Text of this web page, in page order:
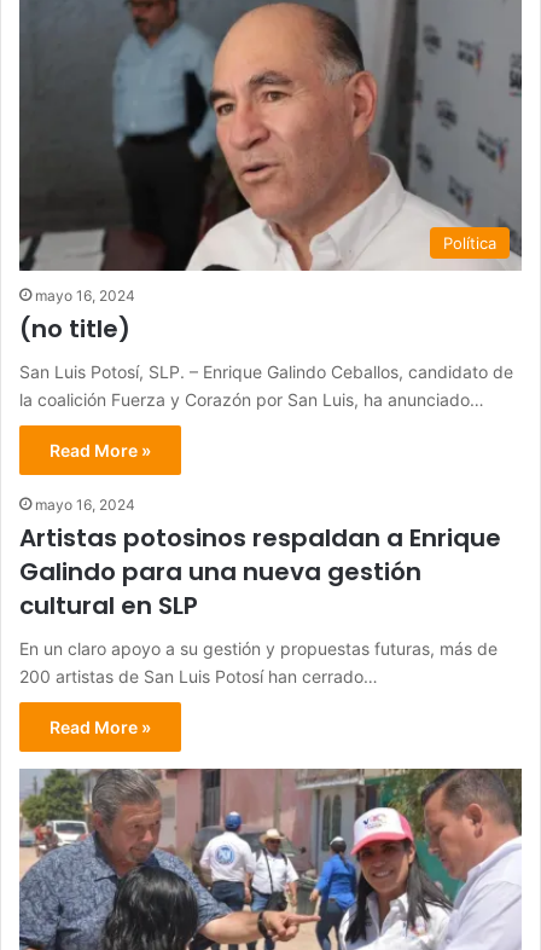
Política
mayo 16, 2024
(no title)
San Luis Potosí, SLP. – Enrique Galindo Ceballos, candidato de
la coalición Fuerza y Corazón por San Luis, ha anunciado…
Read More »
mayo 16, 2024
Artistas potosinos respaldan a Enrique
Galindo para una nueva gestión
cultural en SLP
En un claro apoyo a su gestión y propuestas futuras, más de
200 artistas de San Luis Potosí han cerrado…
Read More »